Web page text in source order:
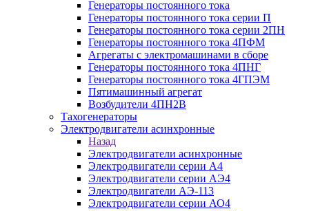
Генераторы постоянного тока
Генераторы постоянного тока серии П
Генераторы постоянного тока серии 2ПН
Генераторы постоянного тока 4ПФМ
Агрегаты с электромашинами в сборе
Генераторы постоянного тока 4ПНГ
Генераторы постоянного тока 4ГПЭМ
Пятимашинный агрегат
Возбудители 4ПН2В
Тахогенераторы
Электродвигатели асинхронные
Назад
Электродвигатели асинхронные
Электродвигатели серии А4
Электродвигатели серии АЭ4
Электродвигатели АЭ-113
Электродвигатели серии АО4